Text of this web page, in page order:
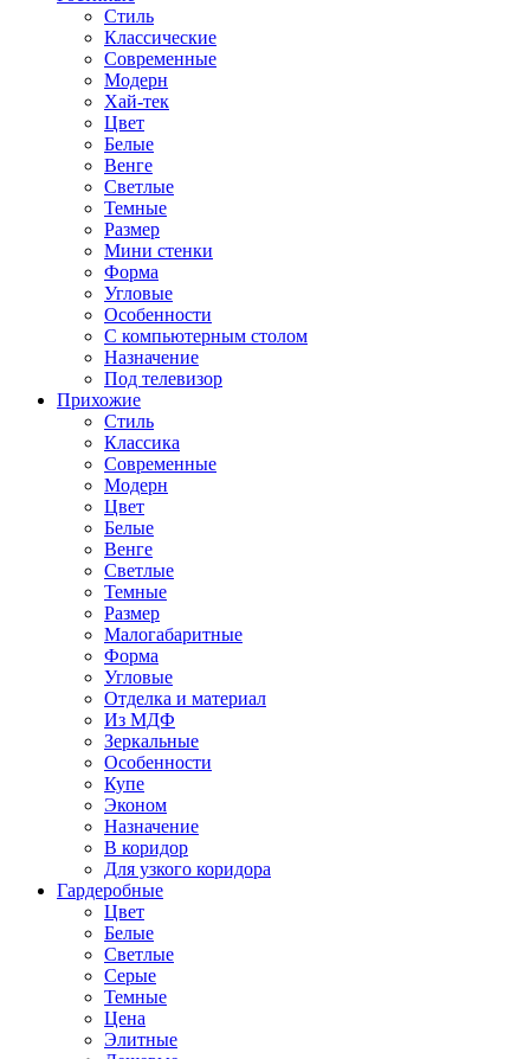
Стиль
Классические
Современные
Модерн
Хай-тек
Цвет
Белые
Венге
Светлые
Темные
Размер
Мини стенки
Форма
Угловые
Особенности
С компьютерным столом
Назначение
Под телевизор
Прихожие
Стиль
Классика
Современные
Модерн
Цвет
Белые
Венге
Светлые
Темные
Размер
Малогабаритные
Форма
Угловые
Отделка и материал
Из МДФ
Зеркальные
Особенности
Купе
Эконом
Назначение
В коридор
Для узкого коридора
Гардеробные
Цвет
Белые
Светлые
Серые
Темные
Цена
Элитные